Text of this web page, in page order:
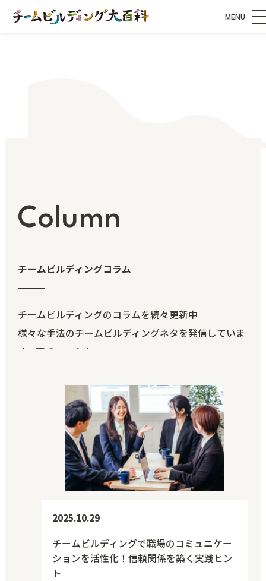
MENU
Column
チームビルディングコラム
チームビルディングのコラムを続々更新中
様々な手法のチームビルディングネタを発信していま
す。要チェック！
2025.10.29
チームビルディングで職場のコミュニケー
ションを活性化！信頼関係を築く実践ヒン
ト